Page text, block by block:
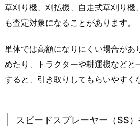
草刈り機、刈払機、自走式草刈り機
も査定対象になることがあります。
単体では高額になりにくい場合があ
めたり、トラクターや耕運機などと
すると、引き取りしてもらいやすく
スピードスプレーヤー（SS